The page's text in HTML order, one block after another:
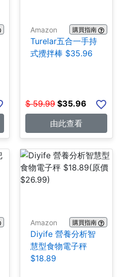
Amazon 購買指南
Turelar五合一手持
式攪拌棒 $35.96
$ 59.99 $35.96
由此查看
Amazon 購買指南
Diyife 營養分析智
慧型食物電子秤
$18.89